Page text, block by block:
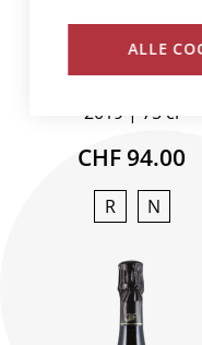
Frankreich,
Huré Frères
2019
75 cl
CHF 94.00
R N
ALLE